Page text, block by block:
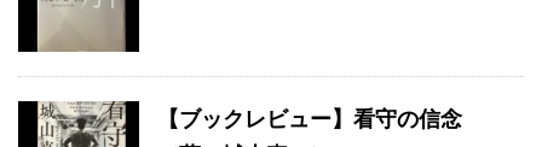
【ブックレビュー】看守の信念